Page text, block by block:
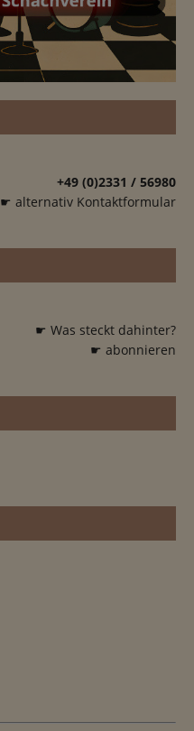
+49 (0)2331 / 56980
☛ alternativ Kontaktformular
☛ Was steckt dahinter?
☛ abonnieren